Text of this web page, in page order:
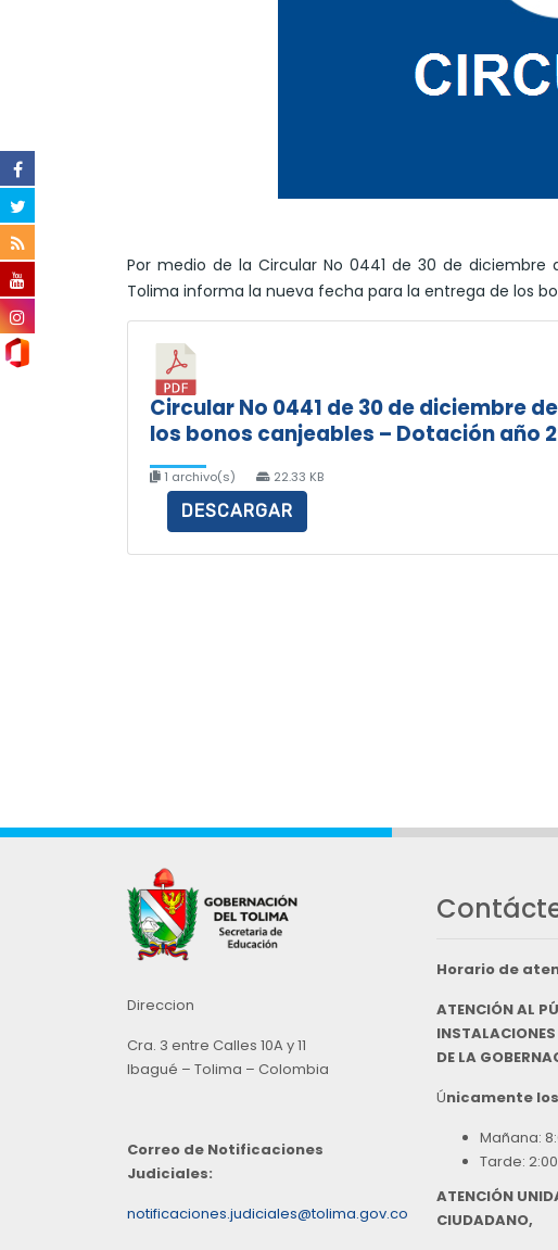
Por medio de la Circular No 0441 de 30 de
Tolima informa la nueva fecha para la entrega de los
Circular No 0441 de 30 de diciembre
los bonos canjeables – Dotación año
1 archivo(s) 22.33 KB
DESCARGAR
Direccion
Cra. 3 entre Calles 10A y 11
Ibagué – Tolima – Colombia
Correo de Notificaciones
Judiciales:
notificaciones.judiciales@tolima.gov.co
Horario de
ATENCIÓN AL
DE LA
Únicamente
Mañana:
Tarde:
ATENCIÓN
CIUDADANO,